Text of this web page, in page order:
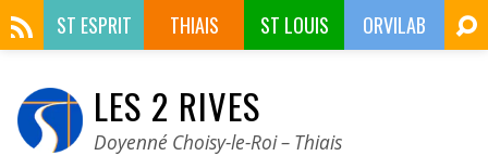
ST ESPRIT THIAIS ST LOUIS ORVILAB
LES 2 RIVES
Doyenné Choisy-le-Roi – Thiais